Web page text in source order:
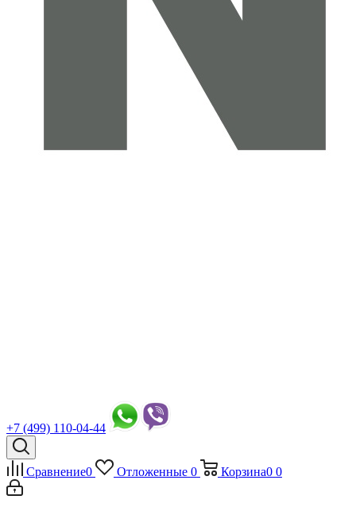
+7 (499) 110-04-44
Сравнение0 Отложенные 0 Корзина0 0